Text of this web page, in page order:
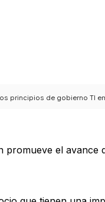
principios de gobierno TI
el